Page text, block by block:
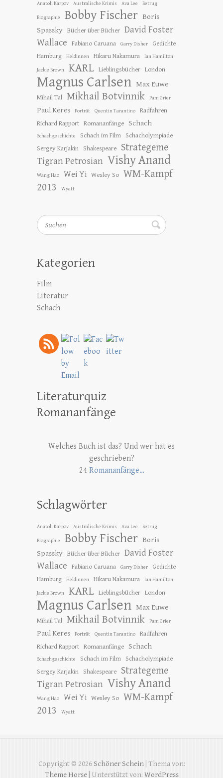
Anatoli Karpov Australische Krimis Ava Lee Betrug
Biographie Bobby Fischer Boris
Spassky Bücher über Bücher David Foster
Wallace
Fabiano Caruana Garry Disher
Gedichte
Hamburg
Heldinnen Hikaru Nakamura Ian Hamilton
Jackie Brown KARL Lieblingsbücher London
Magnus Carlsen Max Euwe
Mihail Tal Mikhail Botvinnik Pam Grier
Paul Keres Porträt Quentin Tarantino
Radfahren
Richard Rapport Romananfänge Schach
Schachgeschichte Schach im Film
Schacholympiade
Sergey Karjakin
Shakespeare Strategeme
Tigran Petrosian Vishy Anand
Wang Hao Wei Yi Wesley So WM-Kampf
2013
Wyatt
Suchen
Kategorien
Film
Literatur
Schach
Literaturquiz
Romananfänge
Welches Buch ist das? Und wer hat es
geschrieben?
24 Romananfänge…
Schlagwörter
Anatoli Karpov Australische Krimis Ava Lee Betrug
Biographie Bobby Fischer Boris
Spassky Bücher über Bücher David Foster
Wallace
Fabiano Caruana Garry Disher
Gedichte
Hamburg
Heldinnen Hikaru Nakamura Ian Hamilton
Jackie Brown KARL Lieblingsbücher London
Magnus Carlsen Max Euwe
Mihail Tal Mikhail Botvinnik Pam Grier
Paul Keres Porträt Quentin Tarantino
Radfahren
Richard Rapport Romananfänge Schach
Schachgeschichte Schach im Film
Schacholympiade
Sergey Karjakin
Shakespeare Strategeme
Tigran Petrosian Vishy Anand
Wang Hao Wei Yi Wesley So WM-Kampf
2013
Wyatt
Copyright © 2026 Schöner Schein| Thema von:
Theme Horse| Unterstützt von: WordPress